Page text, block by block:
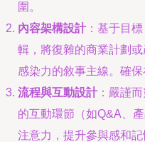
圍。
內容架構設計：基于目
輯，將復雜的商業計劃
感染力的敘事主線。確
流程與互動設計：嚴謹
的互動環節（如Q&A、
注意力，提升參與感和記